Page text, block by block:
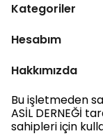
Kategoriler
Hesabım
Hakkımızda
Bu işletmeden
ASİL DERNEĞİ
sahipleri için